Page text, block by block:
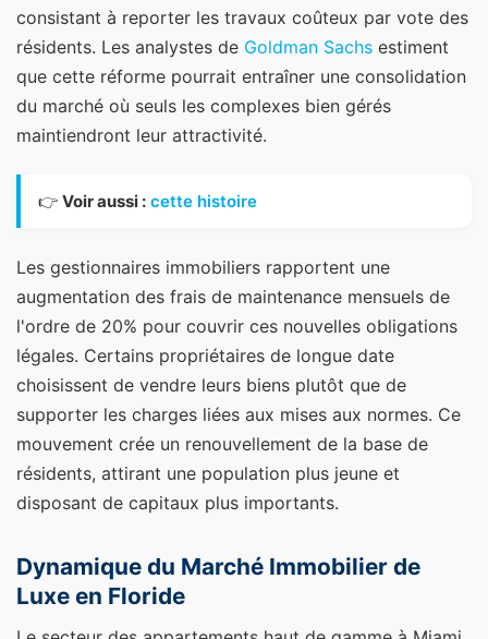
consistant à reporter les travaux coûteux par vote des
résidents. Les analystes de Goldman Sachs estiment
que cette réforme pourrait entraîner une consolidation
du marché où seuls les complexes bien gérés
maintiendront leur attractivité.
👉 Voir aussi : cette histoire
Les gestionnaires immobiliers rapportent une
augmentation des frais de maintenance mensuels de
l'ordre de 20% pour couvrir ces nouvelles obligations
légales. Certains propriétaires de longue date
choisissent de vendre leurs biens plutôt que de
supporter les charges liées aux mises aux normes. Ce
mouvement crée un renouvellement de la base de
résidents, attirant une population plus jeune et
disposant de capitaux plus importants.
Dynamique du Marché Immobilier de
Luxe en Floride